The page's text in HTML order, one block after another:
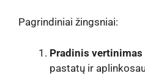
Pagrindiniai žingsniai:
Pradinis vertinimas
pastatų ir